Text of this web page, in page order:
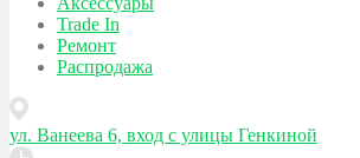
Trade In
Ремонт
Распродажа
ул. Ванеева 6, вход с улицы Генкиной